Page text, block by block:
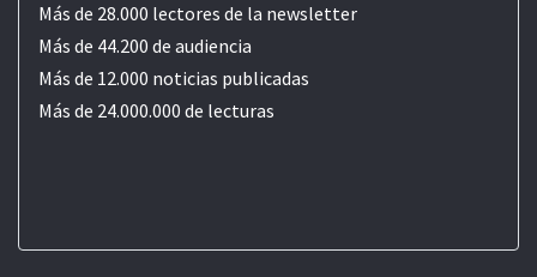
Más de 28.000 lectores de la newsletter
Más de 44.200 de audiencia
Más de 12.000 noticias publicadas
Más de 24.000.000 de lecturas